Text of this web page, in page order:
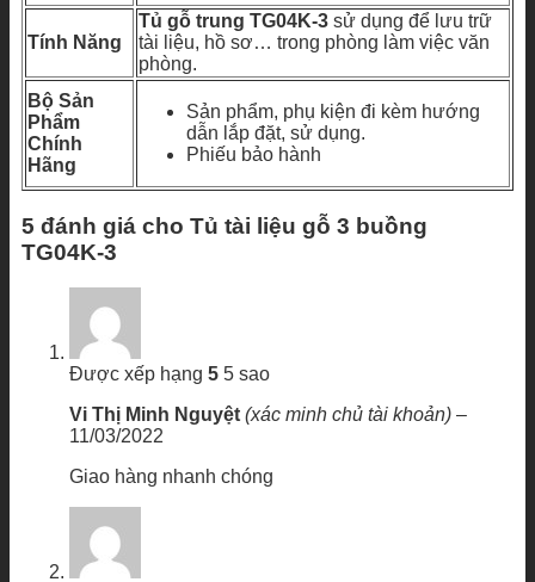
Tính Năng
Tủ gỗ trung TG04K-3 sử dụng để lưu trữ
tài liệu, hồ sơ… trong phòng làm việc văn
phòng.
Bộ Sản
Phẩm
Chính
Hãng
Sản phẩm, phụ kiện đi kèm hướng
dẫn lắp đặt, sử dụng.
Phiếu bảo hành
5 đánh giá cho Tủ tài liệu gỗ 3 buồng
TG04K-3
Được xếp hạng 5 5 sao
Vi Thị Minh Nguyệt (xác minh chủ tài khoản) –
11/03/2022
Giao hàng nhanh chóng